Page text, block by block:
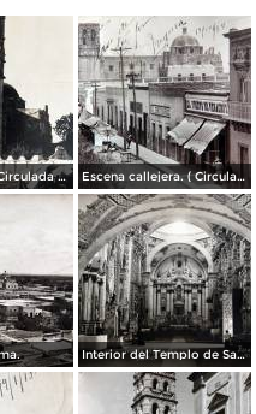
La Parroquia. ( Circulada el 23 de Noviembre de 1938 ). Escena callejera. ( Circulada el 19 de Diciembre de 1912 ).
Interior del Templo de San Agustin.